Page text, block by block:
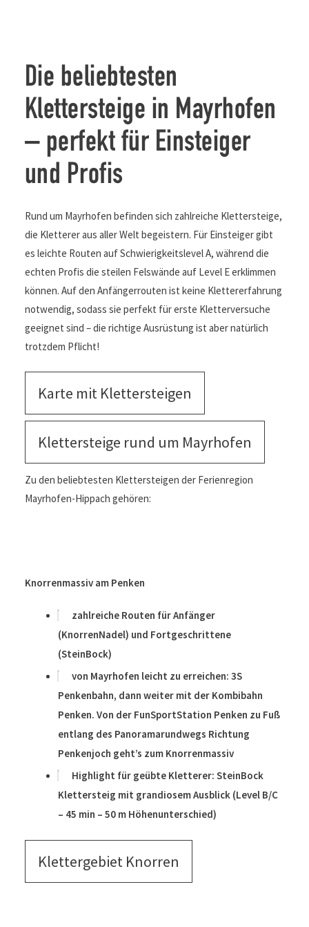
Die beliebtesten
Klettersteige in Mayrhofen
– perfekt für Einsteiger
und Profis
Rund um Mayrhofen befinden sich zahlreiche Klettersteige,
die Kletterer aus aller Welt begeistern. Für Einsteiger gibt
es leichte Routen auf Schwierigkeitslevel A, während die
echten Profis die steilen Felswände auf Level E erklimmen
können. Auf den Anfängerrouten ist keine Klettererfahrung
notwendig, sodass sie perfekt für erste Kletterversuche
geeignet sind – die richtige Ausrüstung ist aber natürlich
trotzdem Pflicht!
Karte mit Klettersteigen
Klettersteige rund um Mayrhofen
Zu den beliebtesten Klettersteigen der Ferienregion
Mayrhofen-Hippach gehören:
Knorrenmassiv am Penken
zahlreiche Routen für Anfänger
(KnorrenNadel) und Fortgeschrittene
(SteinBock)
von Mayrhofen leicht zu erreichen: 3S
Penkenbahn, dann weiter mit der Kombibahn
Penken. Von der FunSportStation Penken zu Fuß
entlang des Panoramarundwegs Richtung
Penkenjoch geht’s zum Knorrenmassiv
Highlight für geübte Kletterer: SteinBock
Klettersteig mit grandiosem Ausblick (Level B/C
– 45 min – 50 m Höhenunterschied)
Klettergebiet Knorren